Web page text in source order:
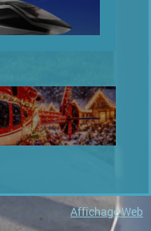
Affichage Web